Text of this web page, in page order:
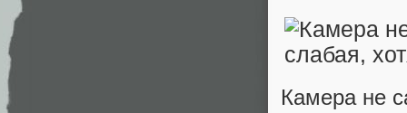
Камера не